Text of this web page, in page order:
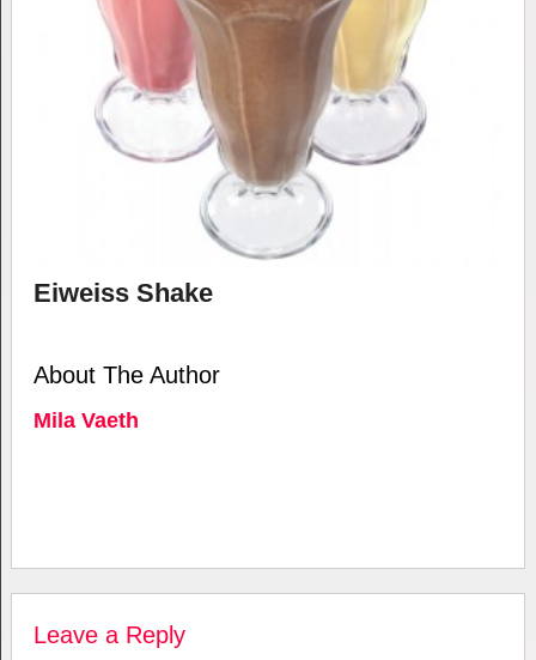
Eiweiss Shake
About The Author
Mila Vaeth
Leave a Reply